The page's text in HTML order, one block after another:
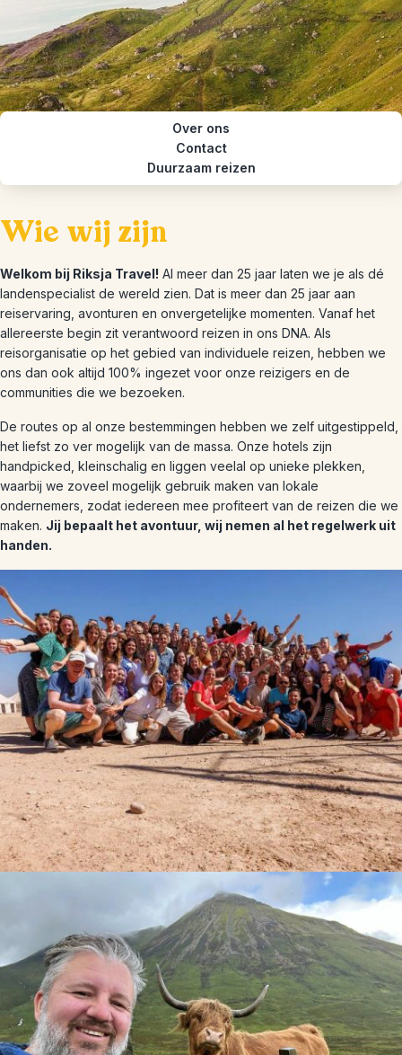
Over ons
Contact
Duurzaam reizen
Wie wij zijn
Welkom bij Riksja Travel! Al meer dan 25 jaar laten we je als dé
landenspecialist de wereld zien. Dat is meer dan 25 jaar aan
reiservaring, avonturen en onvergetelijke momenten. Vanaf het
allereerste begin zit verantwoord reizen in ons DNA. Als
reisorganisatie op het gebied van individuele reizen, hebben we
ons dan ook altijd 100% ingezet voor onze reizigers en de
communities die we bezoeken.
De routes op al onze bestemmingen hebben we zelf uitgestippeld,
het liefst zo ver mogelijk van de massa. Onze hotels zijn
handpicked, kleinschalig en liggen veelal op unieke plekken,
waarbij we zoveel mogelijk gebruik maken van lokale
ondernemers, zodat iedereen mee profiteert van de reizen die we
maken. Jij bepaalt het avontuur, wij nemen al het regelwerk uit
handen.